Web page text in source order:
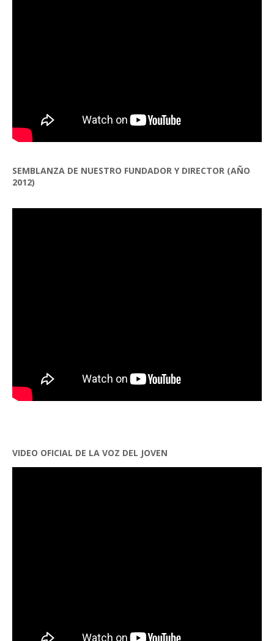
SEMBLANZA DE NUESTRO FUNDADOR Y DIRECTOR (AÑO
2012)
VIDEO OFICIAL DE LA VOZ DEL JOVEN